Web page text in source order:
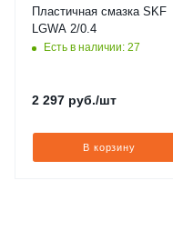
Пластичная смазка SKF
LGWA 2/0.4
Есть в наличии: 27
2 297 руб./шт
В корзину